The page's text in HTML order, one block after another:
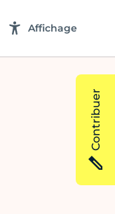
Affichage
Contribuer